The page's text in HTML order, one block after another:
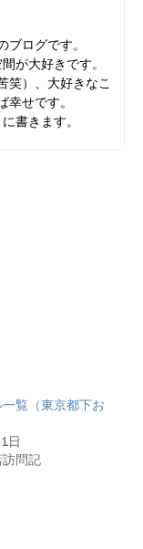
ログです。
が大好きです。
笑）、大好きなこ
せです。
書きます。
覧（東京都下お
日
訪問記